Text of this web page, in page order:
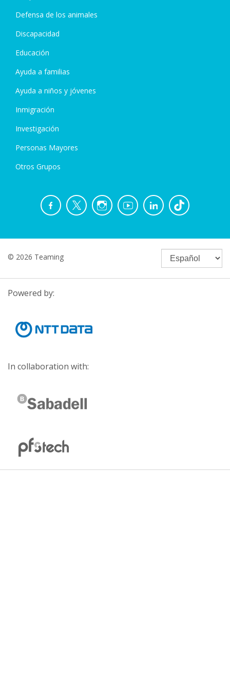
Defensa de los animales
Discapacidad
Educación
Ayuda a familias
Ayuda a niños y jóvenes
Inmigración
Investigación
Personas Mayores
Otros Grupos
© 2026 Teaming
Powered by:
In collaboration with: